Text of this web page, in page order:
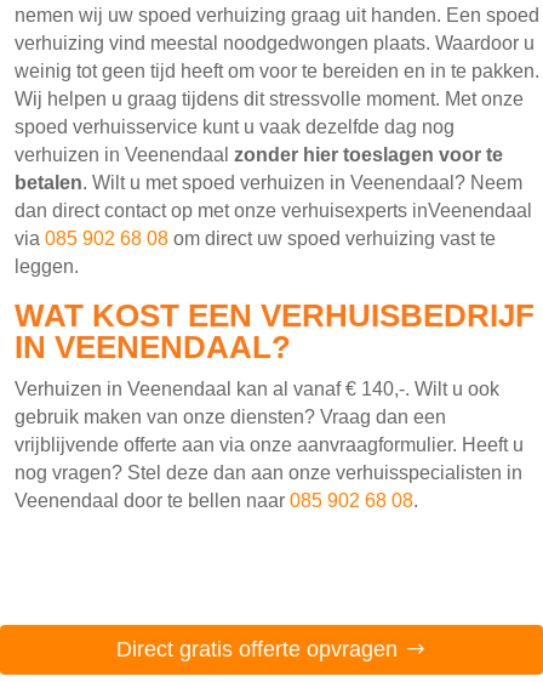
nemen wij uw spoed verhuizing graag uit handen. Een spoed
verhuizing vind meestal noodgedwongen plaats. Waardoor u
weinig tot geen tijd heeft om voor te bereiden en in te pakken.
Wij helpen u graag tijdens dit stressvolle moment. Met onze
spoed verhuisservice kunt u vaak dezelfde dag nog
verhuizen in Veenendaal zonder hier toeslagen voor te
betalen. Wilt u met spoed verhuizen in Veenendaal? Neem
dan direct contact op met onze verhuisexperts inVeenendaal
via 085 902 68 08 om direct uw spoed verhuizing vast te
leggen.
WAT KOST EEN VERHUISBEDRIJF
IN VEENENDAAL?
Verhuizen in Veenendaal kan al vanaf € 140,-. Wilt u ook
gebruik maken van onze diensten? Vraag dan een
vrijblijvende offerte aan via onze aanvraagformulier. Heeft u
nog vragen? Stel deze dan aan onze verhuisspecialisten in
Veenendaal door te bellen naar 085 902 68 08.
Direct gratis offerte opvragen